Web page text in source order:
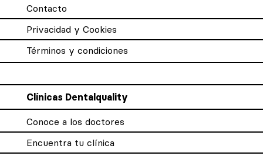
Contacto
Privacidad y Cookies
Términos y condiciones
Clínicas Dentalquality
Conoce a los doctores
Encuentra tu clínica